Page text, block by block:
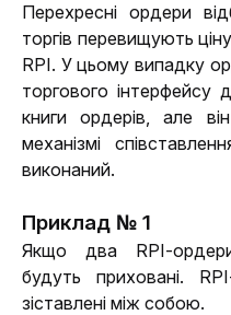
Перехресні ордери
торгів перевищують
RPI. У цьому випадку
торгового інтерфейсу
книги ордерів, але
механізмі
виконаний.
Приклад № 1
Якщо два RPI-
будуть приховані.
зіставлені між собою.